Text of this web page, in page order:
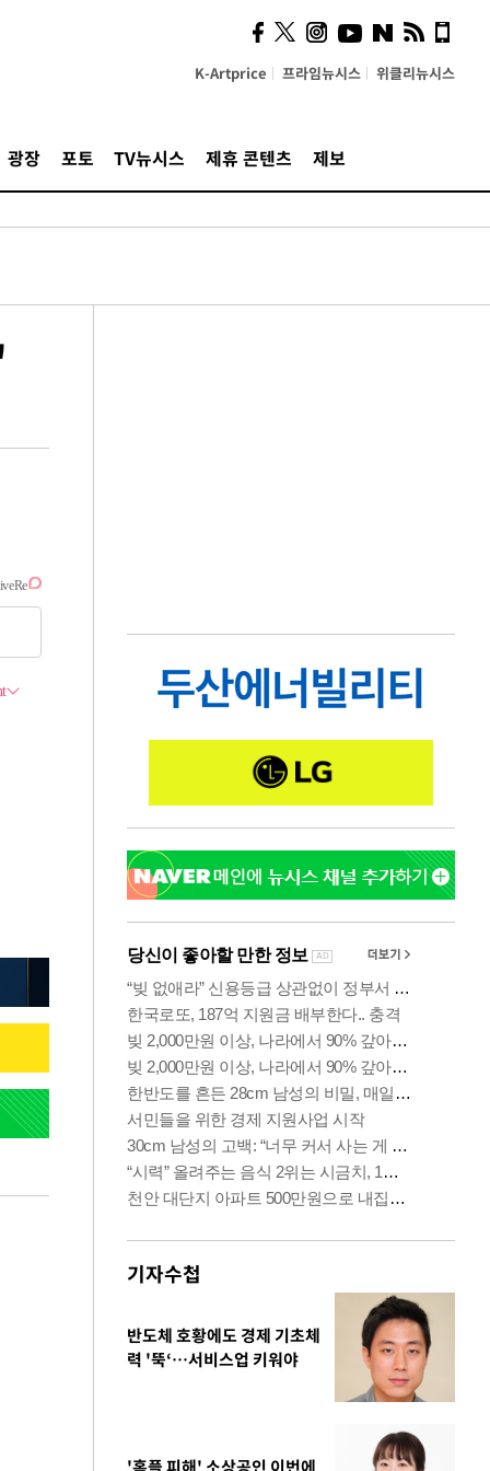
K-Artprice 프라임뉴시스 위클리뉴시스
광장 포토 TV뉴시스 제휴 콘텐츠 제보
기자수첩
반도체 호황에도 경제 기초체
력 '뚝‘…서비스업 키워야